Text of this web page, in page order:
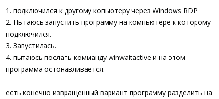
1. подключился к другому копьютеру через Windows RDP
2. Пытаюсь запустить программу на компьютере к которому
подключился.
3. Запустилась.
4. пытаюсь послать комманду winwaitactive и на этом
программа остонавливается.
есть конечно извращенный вариант программу разделить на